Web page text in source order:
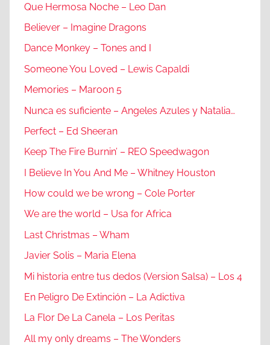
Que Hermosa Noche – Leo Dan
Believer – Imagine Dragons
Dance Monkey – Tones and I
Someone You Loved – Lewis Capaldi
Memories – Maroon 5
Nunca es suficiente – Angeles Azules y Natalia…
Perfect – Ed Sheeran
Keep The Fire Burnin’ – REO Speedwagon
I Believe In You And Me – Whitney Houston
How could we be wrong – Cole Porter
We are the world – Usa for Africa
Last Christmas – Wham
Javier Solis – Maria Elena
Mi historia entre tus dedos (Version Salsa) – Los 4
En Peligro De Extinción – La Adictiva
La Flor De La Canela – Los Peritas
All my only dreams – The Wonders